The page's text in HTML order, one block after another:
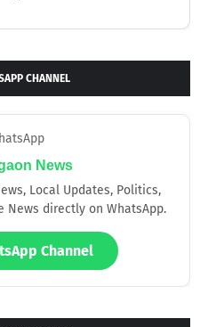
CHANNEL
News
Local Updates, Politics,
News directly on WhatsApp.
Channel